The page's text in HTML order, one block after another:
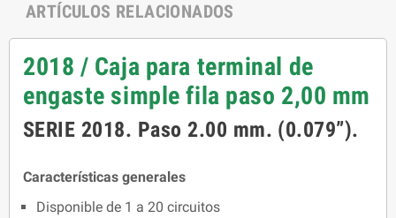
ARTÍCULOS RELACIONADOS
2018 / Caja para terminal de
engaste simple fila paso 2,00 mm
SERIE 2018. Paso 2.00 mm. (0.079”).
Características generales
Disponible de 1 a 20 circuitos